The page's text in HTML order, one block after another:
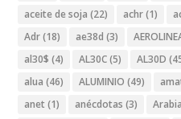
aceite de soja (22) achr(1)
Adr(18) ae38d (3)
al30$ (4) AL30C(5) AL30D
alua (46) ALUMINIO (49)
anet (1) anécdotas (3)